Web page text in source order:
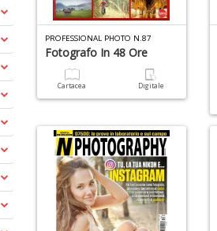
PROFESSIONAL PHOTO N.87
Fotografo In 48 Ore
Cartacea Digitale